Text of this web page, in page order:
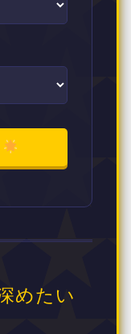
めたい